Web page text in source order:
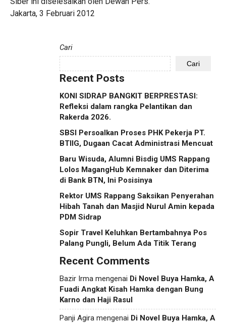
Jakarta, 3 Februari 2012
Cari
Cari
Recent Posts
KONI SIDRAP BANGKIT BERPRESTASI:
Refleksi dalam rangka Pelantikan dan
Rakerda 2026.
SBSI Persoalkan Proses PHK Pekerja PT.
BTIIG, Dugaan Cacat Administrasi Mencuat
Baru Wisuda, Alumni Bisdig UMS Rappang
Lolos MagangHub Kemnaker dan Diterima
di Bank BTN, Ini Posisinya
Rektor UMS Rappang Saksikan Penyerahan
Hibah Tanah dan Masjid Nurul Amin kepada
PDM Sidrap
Sopir Travel Keluhkan Bertambahnya Pos
Palang Pungli, Belum Ada Titik Terang
Recent Comments
Bazir Irma mengenai Di Novel Buya Hamka, A
Fuadi Angkat Kisah Hamka dengan Bung
Karno dan Haji Rasul
Panji Agira mengenai Di Novel Buya Hamka, A